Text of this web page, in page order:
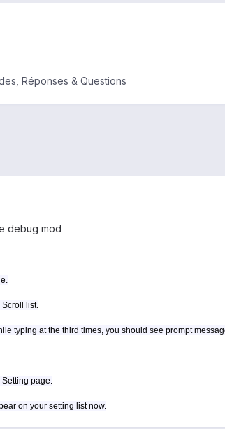
Réponses & Questions
debug mod
Scroll list.
typing at the third times, you should see prompt
page.
on your setting list now.